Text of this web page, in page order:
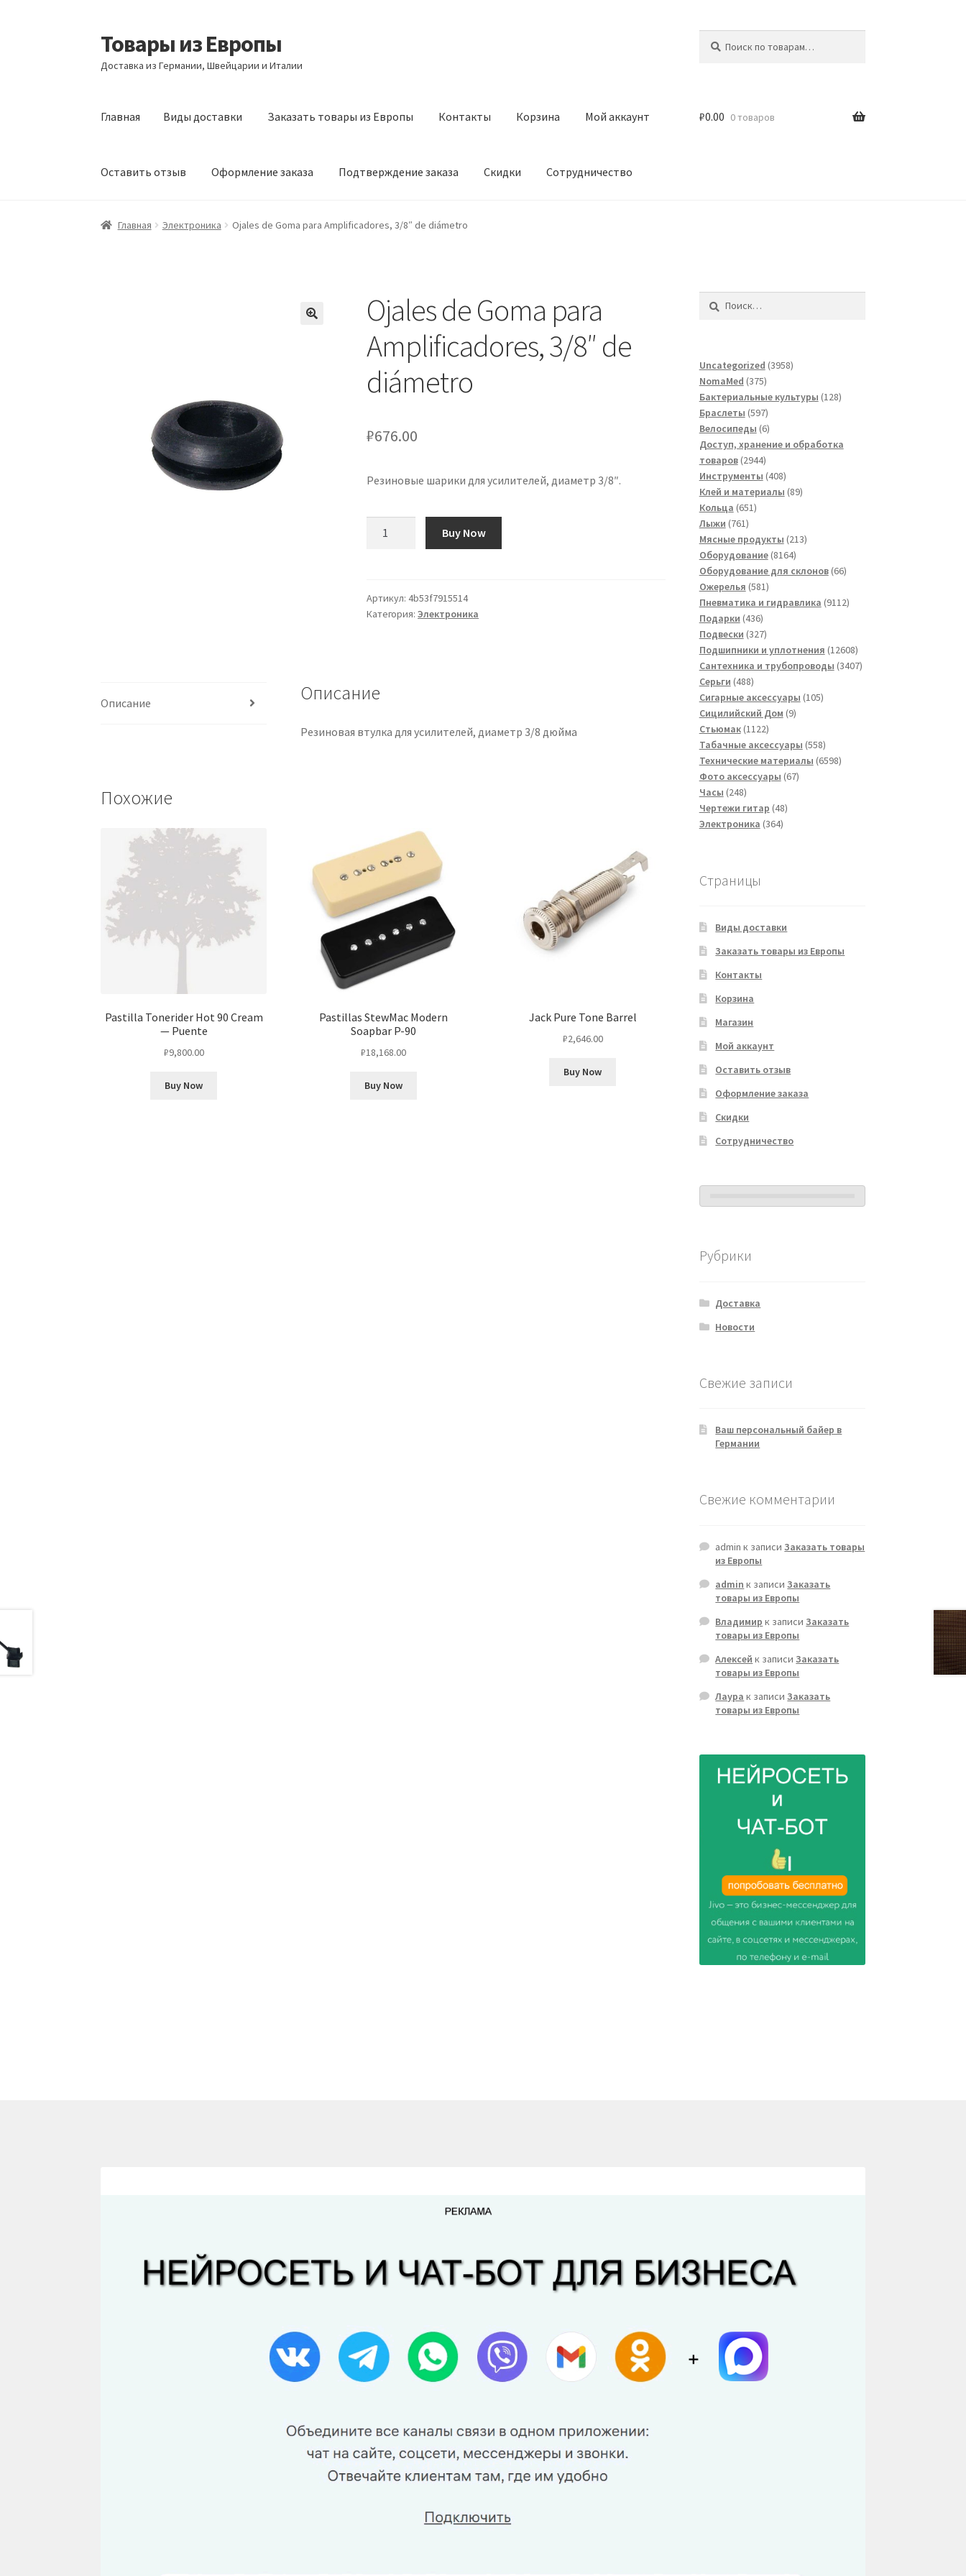
Перейти
к
навигации
Перейти
к
содержимому
Товары из Европы
Доставка из Германии, Швейцарии и Италии
Главная Виды доставки Заказать товары из Европы Контакты Корзина Мой аккаунт
Оставить отзыв Оформление заказа Подтверждение заказа Скидки Сотрудничество
Главная Виды доставки Заказать товары из Европы Контакты Корзина
₽0.00 0 товаров
Главная Электроника Ojales de Goma para Amplificadores, 3/8″ de diámetro
Ojales de Goma para
Amplificadores, 3/8″ de
diámetro
₽676.00
Резиновые шарики для усилителей, диаметр 3/8″.
Goma
para
diámetro
Buy Now
Артикул:4b53f7915514
Категория:Электроника
Описание Описание
Резиновая втулка для усилителей, диаметр 3/8 дюйма
Похожие
Pastilla Tonerider Hot 90 Cream
— Puente
₽9,800.00
Buy Now
Pastillas StewMac Modern
Soapbar P-90
₽18,168.00
Buy Now
Jack Pure Tone Barrel
₽2,646.00
Buy Now
Uncategorized 39583958
NomaMed 375375
товаров
Бактериальные культуры 128128
Браслеты 597597
товаров
Велосипеды 66
товаров
Доступ, хранение и обработка
товаров 29442944
товара
Инструменты 408408
товаров
Клей и материалы 8989
Кольца 651651
Лыжи 761761
товар
Мясные продукты 213213
Оборудование 81648164
товара
Оборудование для склонов 6666
Ожерелья 581581
товар
Пневматика и гидравлика 91129112
Подарки 436436
товаров
Подвески 327327
товаров
Подшипники и уплотнения 1260812608
товаров
Сантехника и трубопроводы 34073407
Серьги 488488
товаров
Сигарные аксессуары 105105
Сицилийский Дом 99
Стьюмак 11221122
товара
Табачные аксессуары 558558
товаров
Технические материалы 65986598
Фото аксессуары 6767
Часы 248248
товаров
Чертежи гитар 4848
Электроника 364364
Страницы
Виды доставки
Заказать товары из Европы
Контакты
Корзина
Магазин
Мой аккаунт
Оставить отзыв
Оформление заказа
Скидки
Сотрудничество
Рубрики
Доставка
Новости
Свежие записи
Ваш персональный байер в
Германии
Свежие комментарии
admin к записиЗаказать товары
из Европы
admin к записиЗаказать
товары из Европы
Владимир к записиЗаказать
товары из Европы
Алексей к записиЗаказать
товары из Европы
Лаура к записиЗаказать
товары из Европы